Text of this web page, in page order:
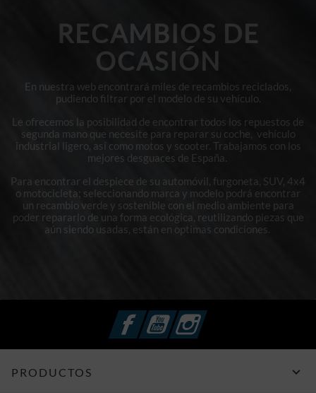
RECAMBIOS DE
OCASIÓN
En nuestra web encontrará miles de recambios reciclados,
pudiendo filtrar por el modelo de su vehículo.
Le ofrecemos la posibilidad de encontrar todos los repuestos de
segunda mano que necesite para reparar su coche, vehículo
industrial ligero, así como motos y scooter. Trabajamos con los
mejores desguaces de España.
Para encontrar el despiece de su automóvil, furgoneta, SUV, 4x4
o motocicleta; seleccionando marca y modelo podrá encontrar
un recambio verde y sostenible con el medio ambiente para
poder repararlo de una forma ecológica, reutilizando piezas que
aún siendo usadas, están en optimas condiciones.
FacebookYouTubeInstagram
PRODUCTOS 